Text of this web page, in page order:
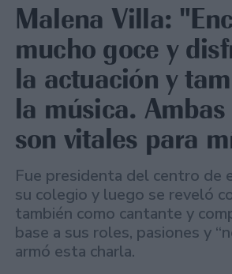
Malena Villa:
mucho goce y
la actuación y
la música. Ambas
son vitales para
Fue presidenta del centro de
su colegio y luego se reveló
también como cantante y
base a sus roles, pasiones y
armó esta charla.